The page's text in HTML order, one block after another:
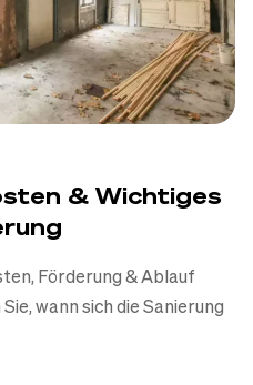
& Wichtiges
Förderung & Ablauf
wann sich die Sanierung